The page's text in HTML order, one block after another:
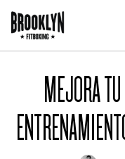
Pasar
al
Main
navigation
MEJORA